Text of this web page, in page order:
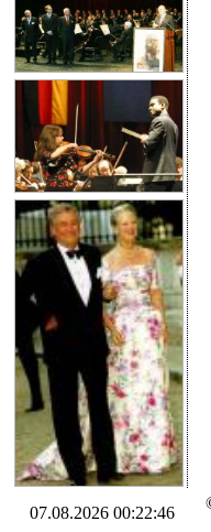
07.08.2026 00:22:46